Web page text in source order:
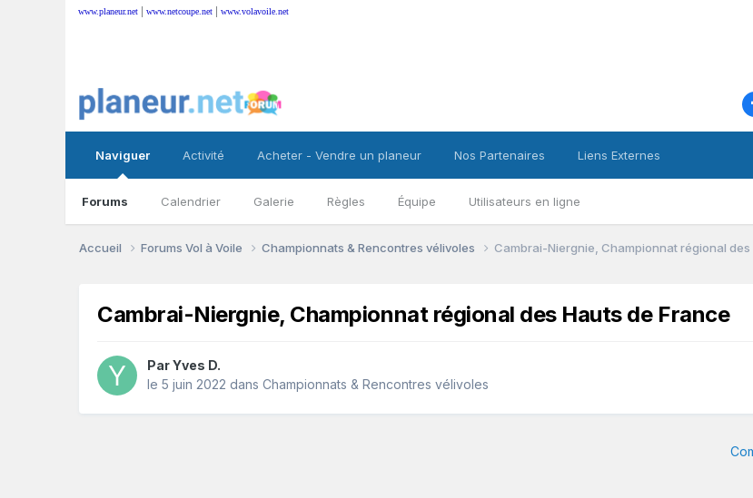
www.planeur.net | www.netcoupe.net | www.volavoile.net
Naviguer
Forums Calendrier Galerie Règles Équipe Utilisateurs en ligne
Activité Acheter - Vendre un planeur Nos Partenaires Liens Externes
Accueil Forums Vol à Voile Championnats & Rencontres vélivoles Cambrai-Niergnie, Championnat régional des
Cambrai-Niergnie, Championnat régional des Hauts de France
ParYves D.
le 5 juin 2022 dans Championnats & Rencontres vélivoles